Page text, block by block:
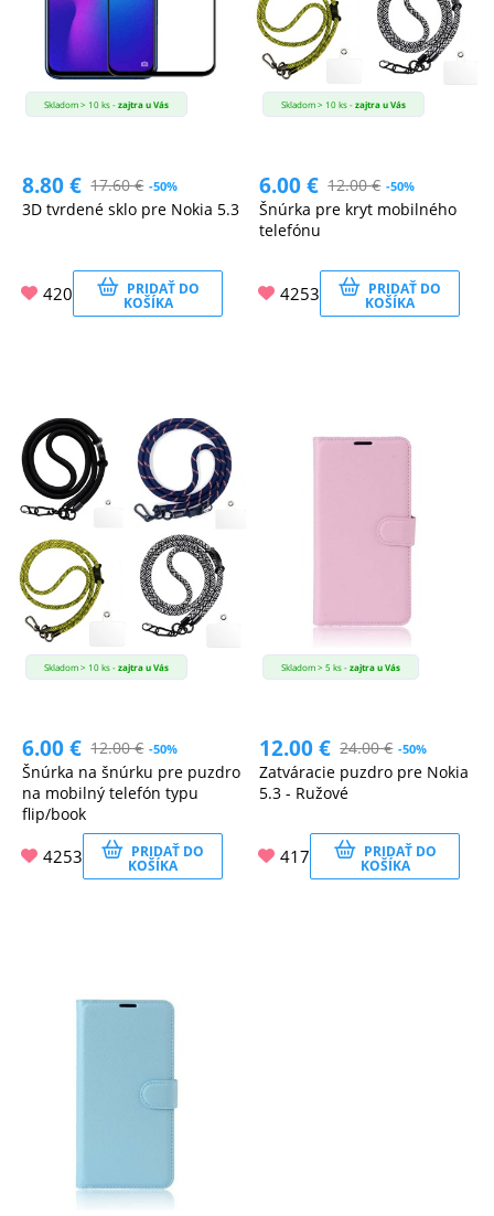
Skladom > 10 ks -zajtra u Vás
8.80€ 17.60€ -50%
3D tvrdené sklo pre Nokia 5.3
420 PRIDAŤ DO
KOŠÍKA
Skladom > 10 ks -zajtra u Vás
6.00€ 12.00€ -50%
Šnúrka pre kryt mobilného
telefónu
4253 PRIDAŤ DO
KOŠÍKA
Skladom > 10 ks -zajtra u Vás
6.00€ 12.00€ -50%
Šnúrka na šnúrku pre puzdro
na mobilný telefón typu
flip/book
4253 PRIDAŤ DO
KOŠÍKA
Skladom > 5 ks -zajtra u Vás
12.00€ 24.00€ -50%
Zatváracie puzdro pre Nokia
5.3 - Ružové
417 PRIDAŤ DO
KOŠÍKA